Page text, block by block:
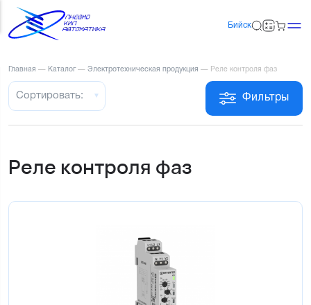
Бийск
Главная — Каталог — Электротехническая продукция — Реле контроля фаз
Фильтры
Сортировать:
Реле контроля фаз